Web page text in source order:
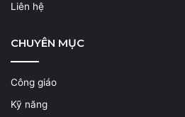
Liên hệ
CHUYÊN MỤC
Công giáo
Kỹ năng